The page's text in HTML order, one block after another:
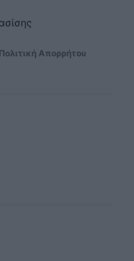
Πολιτική Απορρήτου